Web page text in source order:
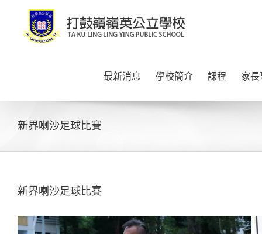
content
最新消息 學校簡介 課程 家
新界喇沙足球比賽
新界喇沙足球比賽